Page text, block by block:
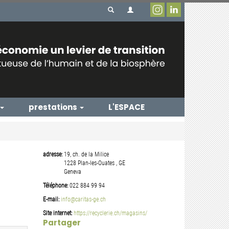
prestations L'ESPACE
adresse: 19, ch. de la Milice
1228 Plan-les-Ouates , GE
Geneva
Téléphone:022 884 99 94
E-mail: info@caritas-ge.ch
Site internet: https://recyclerie.ch/magasins/
Partager